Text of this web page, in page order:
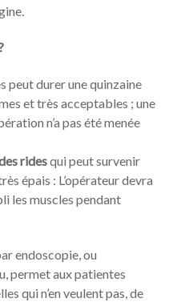
peut durer une quinzaine
et très acceptables ; une
n’a pas été menée
ridesqui peut survenir
épais : L’opérateur devra
les muscles pendant
endoscopie, ou
permet aux patientes
qui n’en veulent pas, de